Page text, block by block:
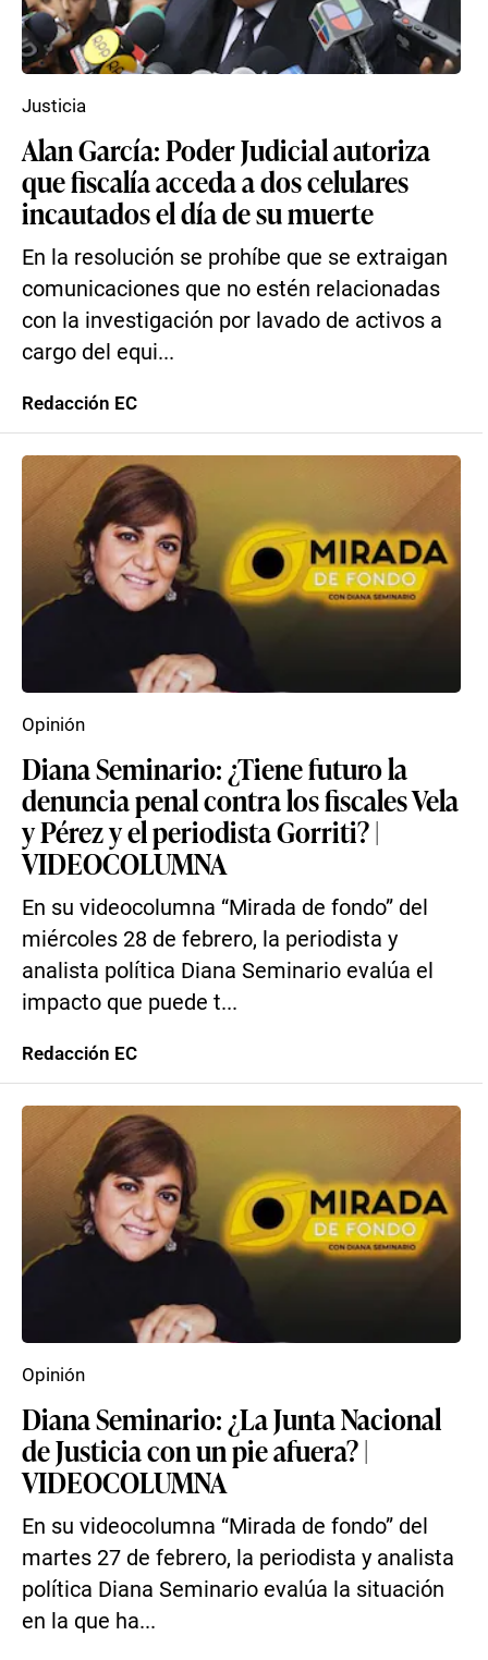
Alan García: Poder Judicial autoriza
que fiscalía acceda a dos celulares
incautados el día de su muerte
En la resolución se prohíbe que se extraigan
comunicaciones que no estén relacionadas
con la investigación por lavado de activos a
cargo del equi...
Justicia
Redacción EC
Diana Seminario: ¿Tiene futuro la
denuncia penal contra los fiscales Vela
y Pérez y el periodista Gorriti? |
VIDEOCOLUMNA
En su videocolumna “Mirada de fondo” del
miércoles 28 de febrero, la periodista y
analista política Diana Seminario evalúa el
impacto que puede t...
Opinión
Redacción EC
Diana Seminario: ¿La Junta Nacional
de Justicia con un pie afuera? |
VIDEOCOLUMNA
En su videocolumna “Mirada de fondo” del
martes 27 de febrero, la periodista y analista
política Diana Seminario evalúa la situación
en la que ha...
Opinión